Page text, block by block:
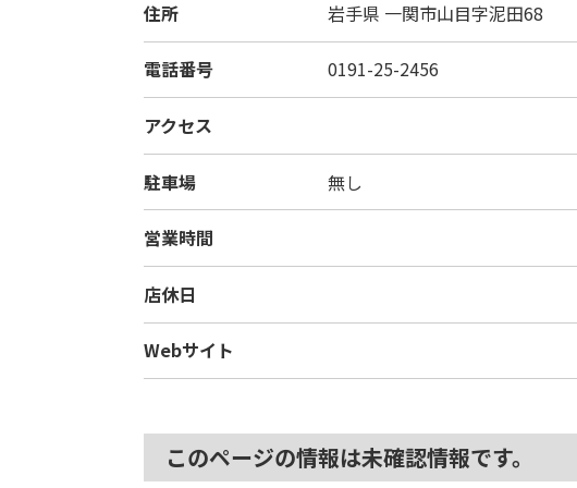
住所 岩手県 一関市山目字泥田68
電話番号 0191-25-2456
アクセス
駐車場 無し
営業時間
店休日
Webサイト
このページの情報は未確認情報です。